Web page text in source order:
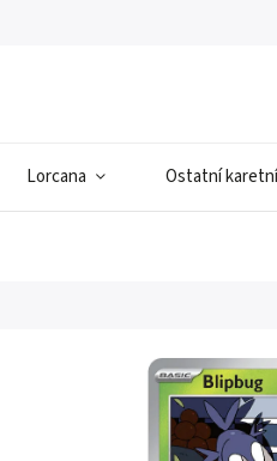
Lorcana Ostatní